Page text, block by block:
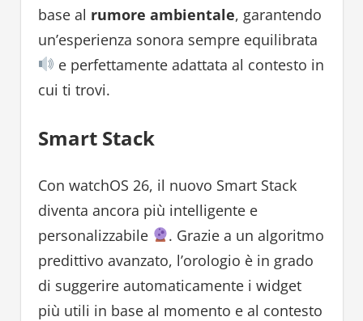
base al rumore ambientale, garantendo
un’esperienza sonora sempre equilibrata
e perfettamente adattata al contesto in
cui ti trovi.
Smart Stack
Con watchOS 26, il nuovo Smart Stack
diventa ancora più intelligente e
personalizzabile
. Grazie a un algoritmo
predittivo avanzato, l’orologio è in grado
di suggerire automaticamente i widget
più utili in base al momento e al contesto